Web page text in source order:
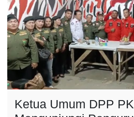
Ketua Umum DPP